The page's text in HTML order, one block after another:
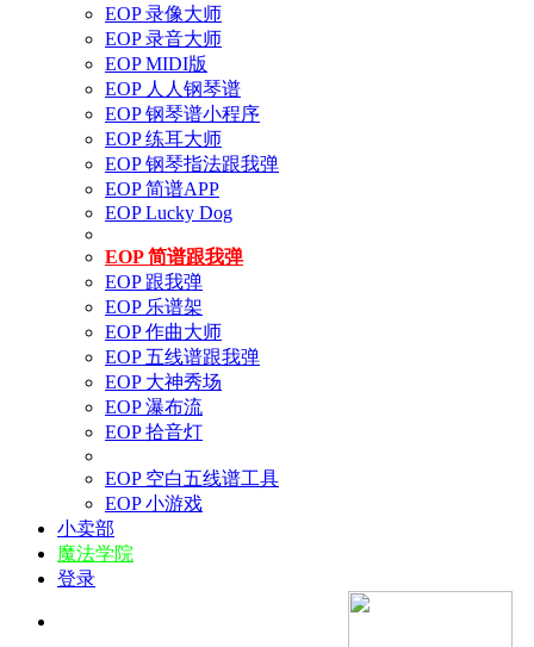
EOP 录像大师
EOP 录音大师
EOP MIDI版
EOP 人人钢琴谱
EOP 钢琴谱小程序
EOP 练耳大师
EOP 钢琴指法跟我弹
EOP 简谱APP
EOP Lucky Dog
EOP 简谱跟我弹
EOP 跟我弹
EOP 乐谱架
EOP 作曲大师
EOP 五线谱跟我弹
EOP 大神秀场
EOP 瀑布流
EOP 拾音灯
EOP 空白五线谱工具
EOP 小游戏
小卖部
魔法学院
登录